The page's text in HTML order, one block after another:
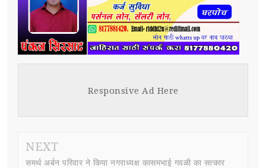
Responsive Ad Here
NEXT
समर्थ अर्बन परिवार ने किया नगराध्यक्ष कासमभाई गवळी का सत्कार